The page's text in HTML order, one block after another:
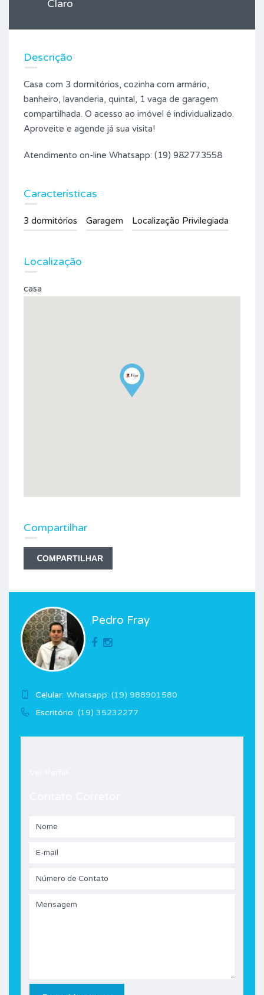
Claro
Descrição
Casa com 3 dormitórios, cozinha com armário,
banheiro, lavanderia, quintal, 1 vaga de garagem
compartilhada. O acesso ao imóvel é individualizado.
Aproveite e agende já sua visita!
Atendimento on-line Whatsapp: (19) 98277.3558
Características
3 dormitórios Garagem Localização Privilegiada
Localização
casa
Compartilhar
COMPARTILHAR
Pedro Fray
Celular: Whatsapp: (19) 988901580
Escritório: (19) 35232277